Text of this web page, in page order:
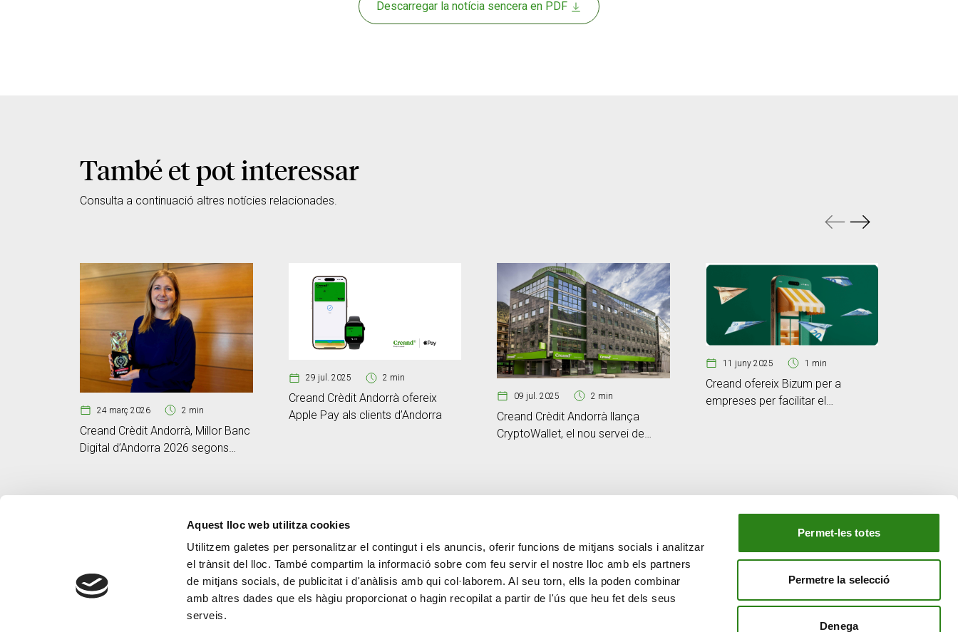
Aquest lloc web utilitza cookies
Utilitzem galetes per personalitzar el contingut i els anuncis, oferir funcions de mitjans socials i analitzar
el trànsit del lloc. També compartim la informació sobre com feu servir el nostre lloc amb els partners
de mitjans socials, de publicitat i d'anàlisis amb qui col·laborem. Al seu torn, ells la poden combinar
amb altres dades que els hàgiu proporcionat o hagin recopilat a partir de l'ús que heu fet dels seus
serveis.
Permet-les totes
Permetre la selecció
Denega
Descarregar la notícia sencera en PDF
També et pot interessar
Consulta a continuació altres notícies relacionades.
24 març 2026 2 min
Creand Crèdit Andorrà, Millor Banc
Digital d’Andorra 2026 segons
29 jul. 2025 2 min
Creand Crèdit Andorrà ofereix
Apple Pay als clients d’Andorra
09 jul. 2025 2 min
Creand Crèdit Andorrà llança
CryptoWallet, el nou servei de
11 juny 2025 1 min
Creand ofereix Bizum per a
empreses per facilitar el
CONTACTE
+376 88 88 88
MÉS CREAND
Govern Corporatiu
EL NOSTRE GRUP
Creand Wealth & Securities Luxemburg